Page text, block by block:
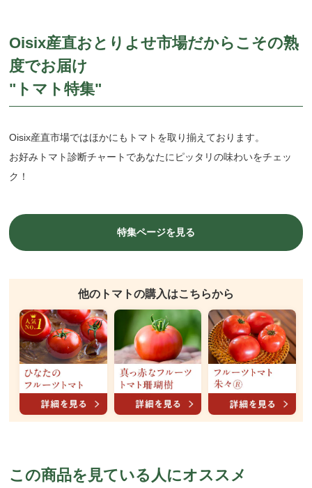
Oisix産直おとりよせ市場だからこその熟
度でお届け
"トマト特集"
Oisix産直市場ではほかにもトマトを取り揃えております。
お好みトマト診断チャートであなたにピッタリの味わいをチェッ
ク！
特集ページを見る
他のトマトの購入はこちらから
この商品を見ている人にオススメ